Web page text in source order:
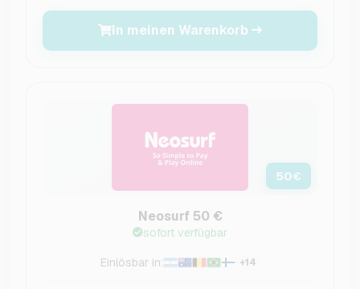
In meinen Warenkorb
50€
Neosurf 50 €
sofort verfügbar
Einlösbar in: +14